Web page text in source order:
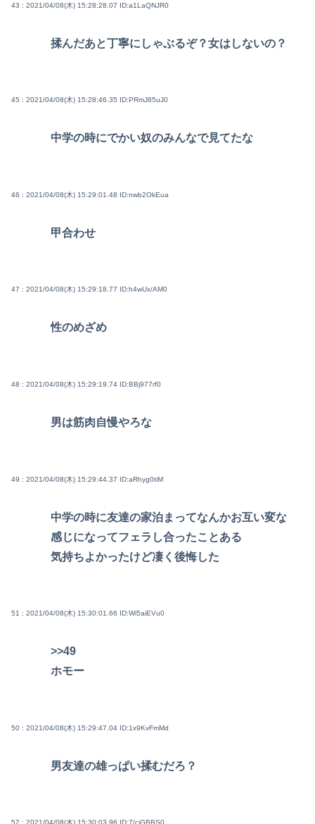
43 : 2021/04/08(木) 15:28:28.07 ID:a1LaQNJR0
揉んだあと丁寧にしゃぶるぞ？女はしないの？
45 : 2021/04/08(木) 15:28:46.35 ID:PRmJ85uJ0
中学の時にでかい奴のみんなで見てたな
46 : 2021/04/08(木) 15:29:01.48 ID:nwb2OkEua
甲合わせ
47 : 2021/04/08(木) 15:29:18.77 ID:h4wUx/AM0
性のめざめ
48 : 2021/04/08(木) 15:29:19.74 ID:BBj977rf0
男は筋肉自慢やろな
49 : 2021/04/08(木) 15:29:44.37 ID:aRhyg0tiM
中学の時に友達の家泊まってなんかお互い変な
感じになってフェラし合ったことある
気持ちよかったけど凄く後悔した
51 : 2021/04/08(木) 15:30:01.66 ID:Wi5aiEVu0
>>49
ホモー
50 : 2021/04/08(木) 15:29:47.04 ID:1x9KvFmMd
男友達の雄っぱい揉むだろ？